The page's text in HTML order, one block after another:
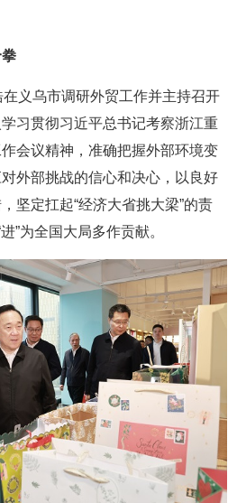
义乌市调研外贸工作并主持召开
习贯彻习近平总书记考察浙江重
会议精神，准确把握外部环境变
外部挑战的信心和决心，以良好
坚定扛起“经济大省挑大梁”的责
”为全国大局多作贡献。